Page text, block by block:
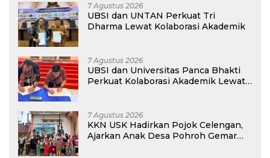
7 Agustus 2026
UBSI dan UNTAN Perkuat Tri
Dharma Lewat Kolaborasi Akademik
7 Agustus 2026
UBSI dan Universitas Panca Bhakti
Perkuat Kolaborasi Akademik Lewat
7 Agustus 2026
KKN USK Hadirkan Pojok Celengan,
Ajarkan Anak Desa Pohroh Gemar